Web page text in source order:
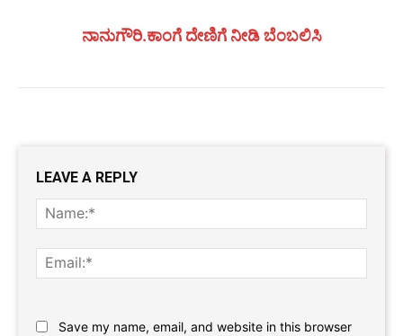
ನಾನುಗೌರಿ.ಕಾಂಗೆ ದೇಣಿಗೆ ನೀಡಿ ಬೆಂಬಲಿಸಿ
LEAVE A REPLY
Save my name, email, and website in this browser